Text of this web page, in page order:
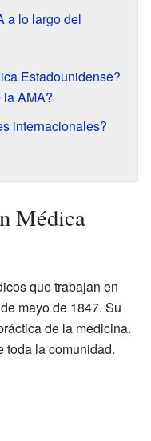
a lo largo del
Estadounidense?
AMA?
internacionales?
Médica
que trabajan en
mayo de 1847. Su
de la medicina.
toda la comunidad.